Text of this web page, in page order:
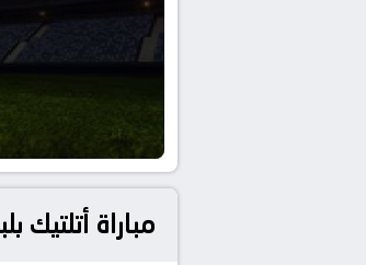
مباراة أتلتيك